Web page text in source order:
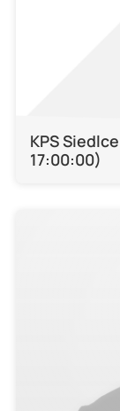
KPS
17:00:00)